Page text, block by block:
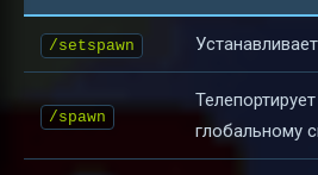
/setspawn
/spawn
глобальному